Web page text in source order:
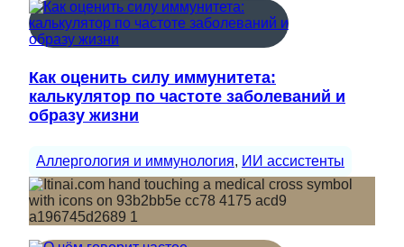
Как оценить силу иммунитета:
калькулятор по частоте заболеваний и
образу жизни
Аллергология и иммунология, ИИ ассистенты